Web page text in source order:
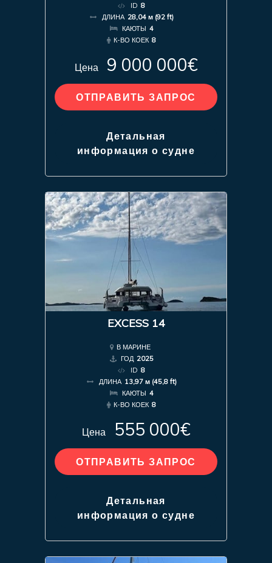
ID 8
ДЛИНА 28,04 м (92 ft)
КАЮТЫ 4
К-ВО КОЕК 8
Цена 9 000 000€
ОТПРАВИТЬ ЗАПРОС
Детальная
информация о судне
EXCESS 14
В МАРИНЕ
ГОД 2025
ID 8
ДЛИНА 13,97 м (45,8 ft)
КАЮТЫ 4
К-ВО КОЕК 8
Цена 555 000€
ОТПРАВИТЬ ЗАПРОС
Детальная
информация о судне